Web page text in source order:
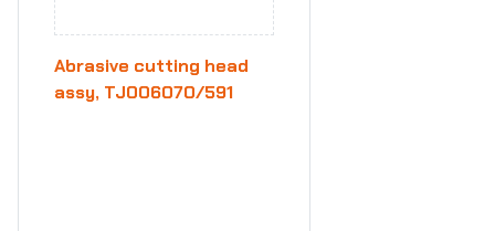
Abrasive cutting head
assy, TJ006070/591